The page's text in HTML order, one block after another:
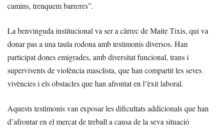
camins, trenquem barreres”.
La benvinguda institucional va ser a càrrec de Maite Tixis, qui va
donar pas a una taula rodona amb testimonis diversos. Han
participat dones emigrades, amb diversitat funcional, trans i
supervivents de violència masclista, que han compartit les seves
vivències i els obstacles que han afrontat en l’èxit laboral.
Aquests testimonis van exposar les dificultats addicionals que han
d’afrontar en el mercat de treball a causa de la seva situació